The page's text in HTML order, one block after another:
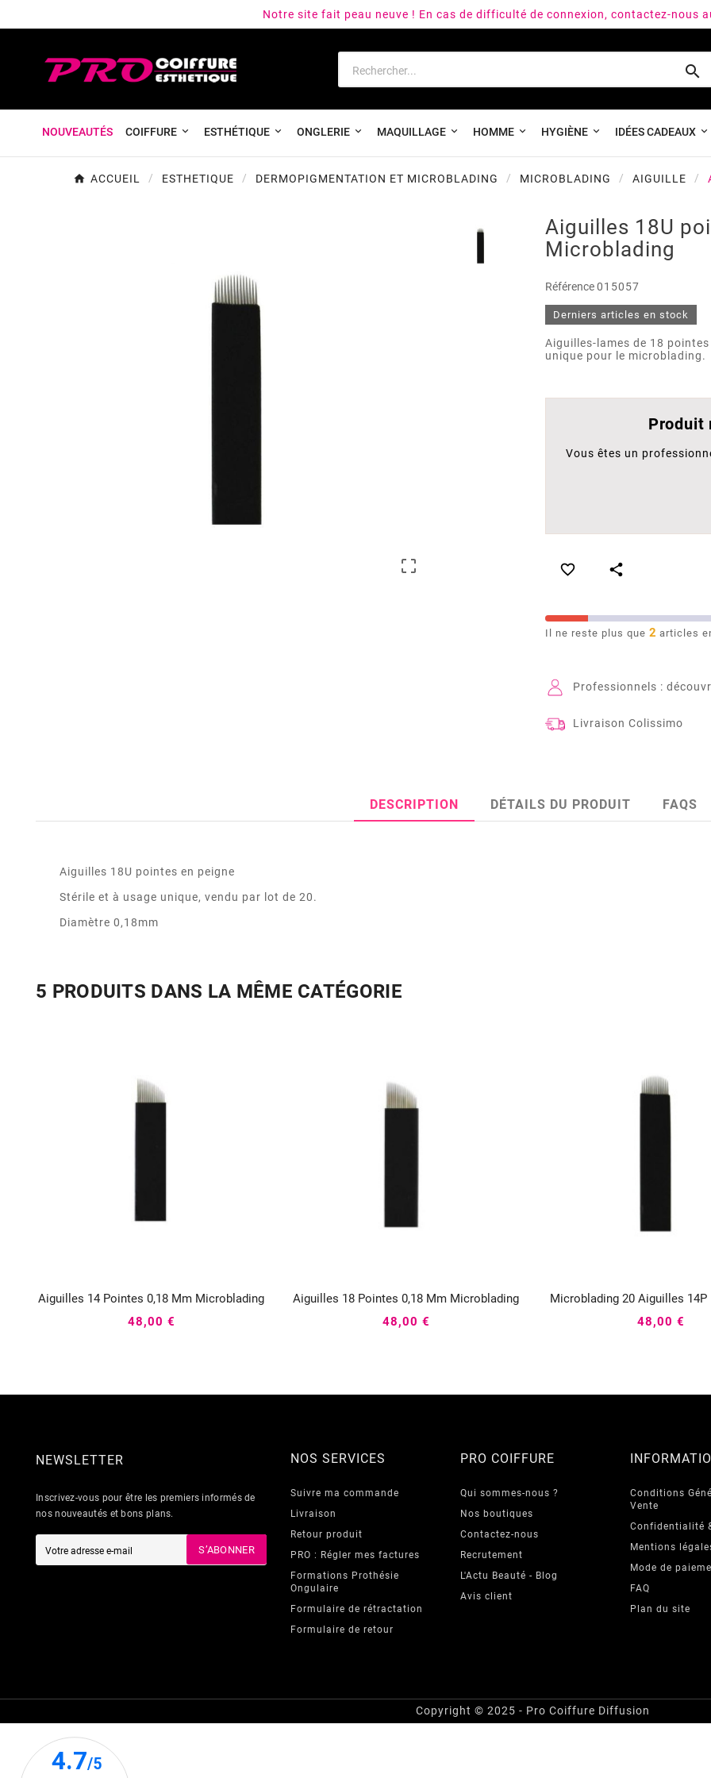
Notre site fait peau neuve ! En cas de difficulté de connexion, contactez-nous

NOUVEAUTÉS COIFFURE ESTHÉTIQUE ONGLERIE MAQUILLAGE HOMME HYGIÈNE IDÉES CADEAUX
ACCUEIL ESTHETIQUE DERMOPIGMENTATION ET MICROBLADING MICROBLADING AIGUILLE

Aiguilles 18U
Microblading
Référence015057
Derniers articles en stock
Aiguilles-lames de 18
unique pour le microblading.
Produit
Vous êtes un
 
Il ne reste plus que 2 articles
Professionnels :
Livraison Colissimo
DESCRIPTION DÉTAILS DU PRODUIT FAQS
Aiguilles 18U pointes en peigne
Stérile et à usage unique, vendu par lot de 20.
Diamètre 0,18mm
5 PRODUITS DANS LA MÊME CATÉGORIE
Aiguilles 14 Pointes 0,18 Mm Microblading
48,00 €
Aiguilles 18 Pointes 0,18 Mm Microblading
48,00 €
Microblading 20 Aiguilles 14P
 
48,00 €
NEWSLETTER
Inscrivez-vous pour être les premiers informés de
nos nouveautés et bons plans.
S’ABONNER
NOS SERVICES
Suivre ma commande
Livraison
Retour produit
PRO : Régler mes factures
Formations Prothésie
Ongulaire
Formulaire de rétractation
Formulaire de retour
PRO COIFFURE
Qui sommes-nous ?
Nos boutiques
Contactez-nous
Recrutement
L'Actu Beauté - Blog
Avis client
Conditions
Vente
Confidentialité
Mentions
Mode de
FAQ
Plan du site
Copyright © 2025 - Pro Coiffure Diffusion